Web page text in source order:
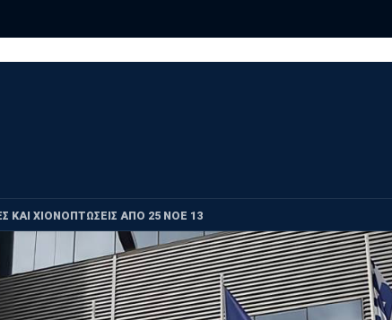
ΚΑΙ ΧΙΟΝΟΠΤΩΣΕΙΣ ΑΠΟ 25 NOE 13